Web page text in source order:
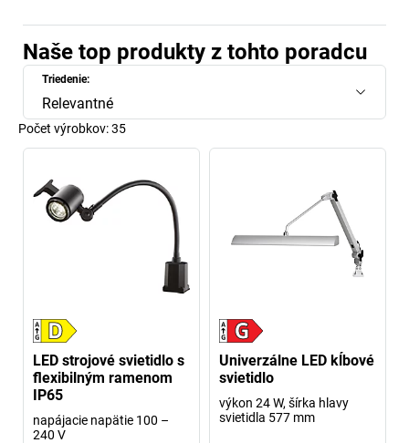
Naše top produkty z tohto poradcu
Triedenie:
Relevantné
Počet výrobkov:35
LED strojové svietidlo s
flexibilným ramenom
IP65
napájacie napätie 100 –
240 V
Univerzálne LED kĺbové
svietidlo
výkon 24 W, šírka hlavy
svietidla 577 mm